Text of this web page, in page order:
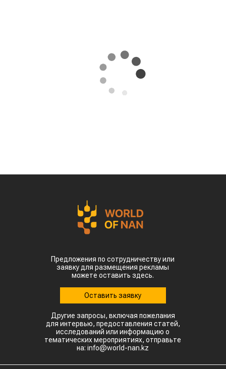
Предложения по сотрудничеству или
заявку для размещения рекламы
можете оставить здесь.
Оставить заявку
Другие запросы, включая пожелания
для интервью, предоставления статей,
исследований или информацию о
тематических мероприятиях, отправьте
на: info@world-nan.kz